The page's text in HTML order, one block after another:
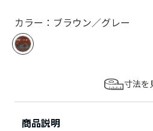
カラー：ブラウン／グレー
寸法を
商品説明